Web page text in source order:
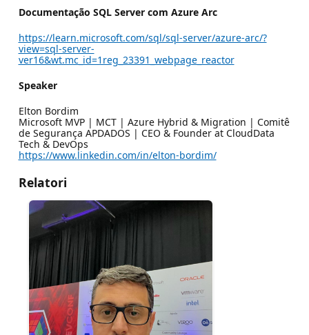
Documentação SQL Server com Azure Arc
https://learn.microsoft.com/sql/sql-server/azure-arc/?
view=sql-server-
ver16&wt.mc_id=1reg_23391_webpage_reactor
Speaker
Elton Bordim
Microsoft MVP | MCT | Azure Hybrid & Migration | Comitê
de Segurança APDADOS | CEO & Founder at CloudData
Tech & DevOps
https://www.linkedin.com/in/elton-bordim/
Relatori